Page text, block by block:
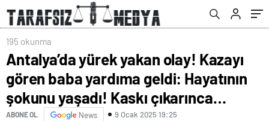
yaşadı! Kaskı çıkarınca…
195 okunma
Antalya’da yürek yakan olay! Kazayı
gören baba yardıma geldi: Hayatının
şokunu yaşadı! Kaskı çıkarınca…
ABONE OL News 9 Ocak 2025 19:25